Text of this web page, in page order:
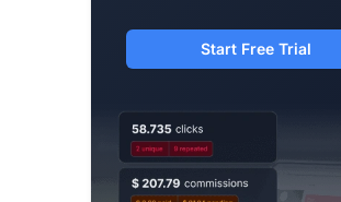
Start Free Trial